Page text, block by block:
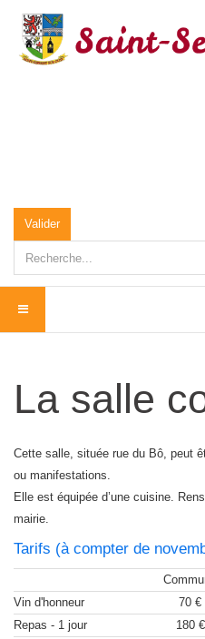
Valider
La salle
Cette salle, située rue du Bô, peut
ou manifestations.
Elle est équipée d’une cuisine.
mairie.
Tarifs (à compter de
Vin d'honneur
70 €
Repas - 1 jour
180 €